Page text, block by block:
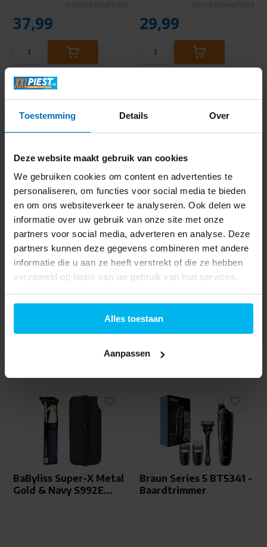
Toestemming Details Over
Deze website maakt gebruik van cookies
We gebruiken cookies om content en advertenties te
personaliseren, om functies voor social media te bieden
en om ons websiteverkeer te analyseren. Ook delen we
informatie over uw gebruik van onze site met onze
partners voor social media, adverteren en analyse. Deze
partners kunnen deze gegevens combineren met andere
informatie die u aan ze heeft verstrekt of die ze hebben
verzameld op basis van uw gebruik van hun services.
Alles toestaan
Aanpassen
37,99 29,99
Philips Series 3000
BG3015/15 - Bodygroo...
Informeer naar de
beschikbaarheid
39,99
Braun BT5360 -
Baardtrimmer
Informeer naar de
beschikbaarheid
49,99
BaByliss Super-X Metal
Gold & Navy S992E...
Braun Series 5 BT5341 -
Baardtrimmer